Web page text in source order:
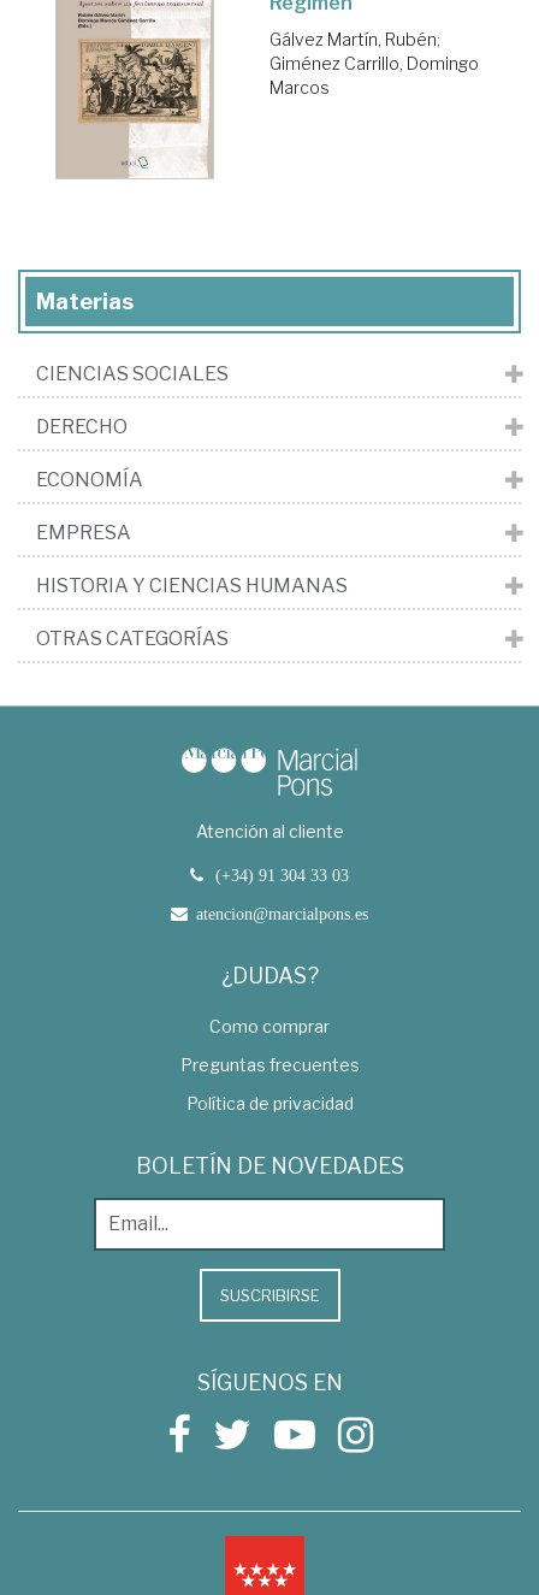
Gálvez Martín, Rubén;
Giménez Carrillo, Domingo
Marcos
Materias
CIENCIAS SOCIALES
DERECHO
ECONOMÍA
EMPRESA
HISTORIA Y CIENCIAS HUMANAS
OTRAS CATEGORÍAS
Atención al cliente
(+34) 91 304 33 03
atencion@marcialpons.es
¿DUDAS?
Como comprar
Preguntas frecuentes
Política de privacidad
BOLETÍN DE NOVEDADES
SUSCRIBIRSE
SÍGUENOS EN